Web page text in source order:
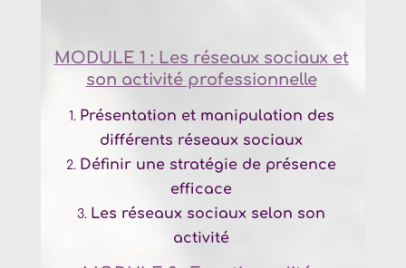
MODULE 1 : Les réseaux sociaux et
son activité professionnelle
Présentation et manipulation des
différents réseaux sociaux
Définir une stratégie de présence
efficace
Les réseaux sociaux selon son
activité